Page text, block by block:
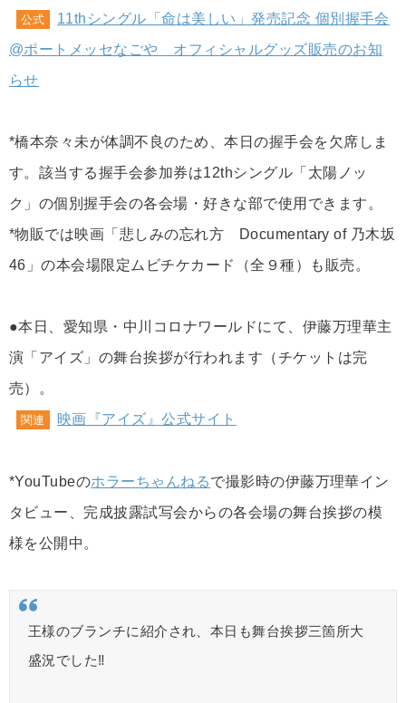
公式
11thシングル「命は美しい」発売記念 個別握手会
@ポートメッセなごや オフィシャルグッズ販売のお知
らせ
*橋本奈々未が体調不良のため、本日の握手会を欠席しま
す。該当する握手会参加券は12thシングル「太陽ノッ
ク」の個別握手会の各会場・好きな部で使用できます。
*物販では映画「悲しみの忘れ方 Documentary of 乃木坂
46」の本会場限定ムビチケカード（全９種）も販売。
●本日、愛知県・中川コロナワールドにて、伊藤万理華主
演「アイズ」の舞台挨拶が行われます（チケットは完
売）。
関連 映画『アイズ』公式サイト
*YouTubeのホラーちゃんねるで撮影時の伊藤万理華イン
タビュー、完成披露試写会からの各会場の舞台挨拶の模
様を公開中。
王様のブランチに紹介され、本日も舞台挨拶三箇所大
盛況でした‼️